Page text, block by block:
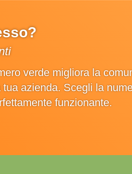
verde migliora la
azienda. Scegli la
funzionante.